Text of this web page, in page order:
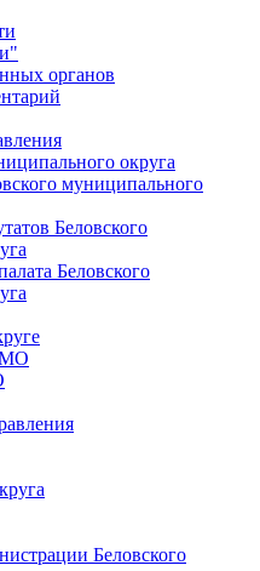
органов
округа
муниципального
Беловского
Беловского
МО
Беловского